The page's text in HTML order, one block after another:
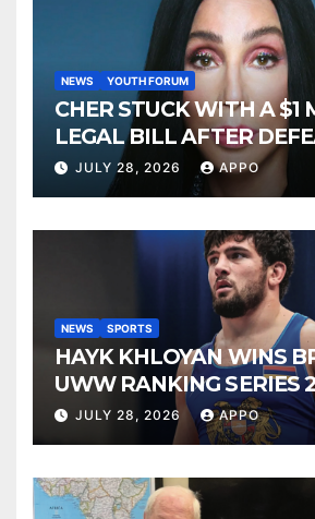
NEWS YOUTH FORUM
CHER STUCK WITH A $1
LEGAL BILL AFTER
SONNY BONO’S WIDOW
JULY 28, 2026 APPO
NEWS SPORTS
HAYK KHLOYAN WINS
UWW RANKING SERIES
BUDAPEST
JULY 28, 2026 APPO